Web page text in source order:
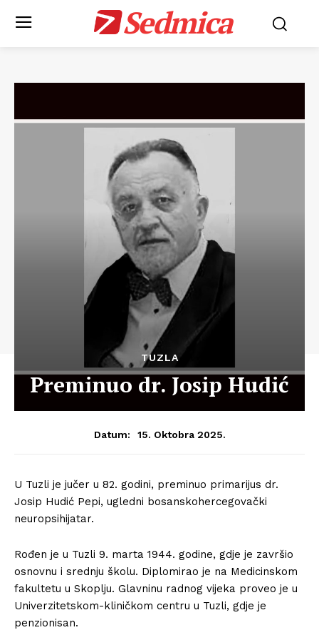
Sedmica
TUZLA
Preminuo dr. Josip Hudić
Datum: 15. Oktobra 2025.
U Tuzli je jučer u 82. godini, preminuo primarijus dr.
Josip Hudić Pepi, ugledni bosanskohercegovački
neuropsihijatar.
Rođen je u Tuzli 9. marta 1944. godine, gdje je završio
osnovnu i srednju školu. Diplomirao je na Medicinskom
fakultetu u Skoplju. Glavninu radnog vijeka proveo je u
Univerzitetskom-kliničkom centru u Tuzli, gdje je
penzionisan.